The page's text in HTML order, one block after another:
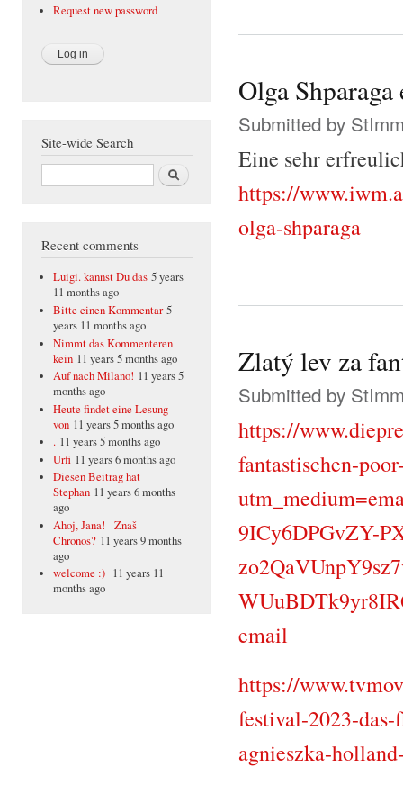
Request new password
Site-wide Search
Search
Recent comments
Luigi. kannst Du das 5 years
11 months ago
Bitte einen Kommentar 5
years 11 months ago
Nimmt das Kommenteren
kein 11 years 5 months ago
Auf nach Milano! 11 years 5
months ago
Heute findet eine Lesung
von 11 years 5 months ago
. 11 years 5 months ago
Urfi 11 years 6 months ago
Diesen Beitrag hat
Stephan 11 years 6 months
ago
Ahoj, Jana! Znaš
Chronos? 11 years 9 months
ago
welcome :) 11 years 11
months ago
Olga
Submitted by
Eine sehr
https://
olga-shparaga
Zlatý lev za
Submitted by
https://
fantastischen-
9ICy6DPGvZY-
email
https://
festival-2023-
agnieszka-